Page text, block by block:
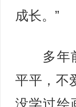
成长。”
多年前
平平，不
没学过绘